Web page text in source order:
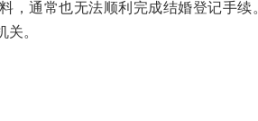
通常也无法顺利完成结婚登记手续
。